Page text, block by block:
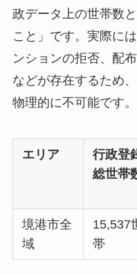
政データ上の世帯数
こと」です。実際に
ンションの拒否、配
などが存在するため
物理的に不可能です。
エリア
行政登
総世帯
境港市全
域
15,537
帯